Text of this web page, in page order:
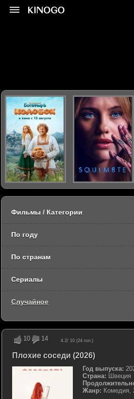
10 14 4.2/ 10 (24 гол.)
Плохие соседи (2026)
Год выпуска:
Страна: Швеция
Жанр: Комедия,
Фильмы / Категории
По году
По странам
Сериалы
Случайное